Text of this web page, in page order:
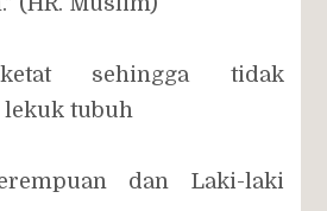
sehingga tidak
lekuk tubuh
dan Laki-laki